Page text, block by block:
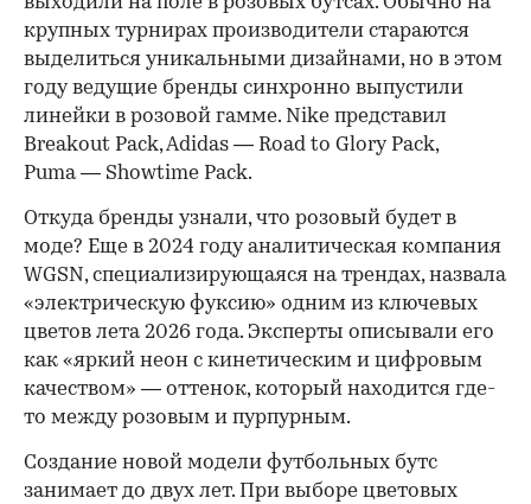
крупных турнирах производители стараются
выделиться уникальными дизайнами, но в этом
году ведущие бренды синхронно выпустили
линейки в розовой гамме. Nike представил
Breakout Pack, Adidas — Road to Glory Pack,
Puma — Showtime Pack.
Откуда бренды узнали, что розовый будет в
моде? Еще в 2024 году аналитическая компания
WGSN, специализирующаяся на трендах, назвала
«электрическую фуксию» одним из ключевых
цветов лета 2026 года. Эксперты описывали его
как «яркий неон с кинетическим и цифровым
качеством» — оттенок, который находится где-
то между розовым и пурпурным.
Создание новой модели футбольных бутс
занимает до двух лет. При выборе цветовых